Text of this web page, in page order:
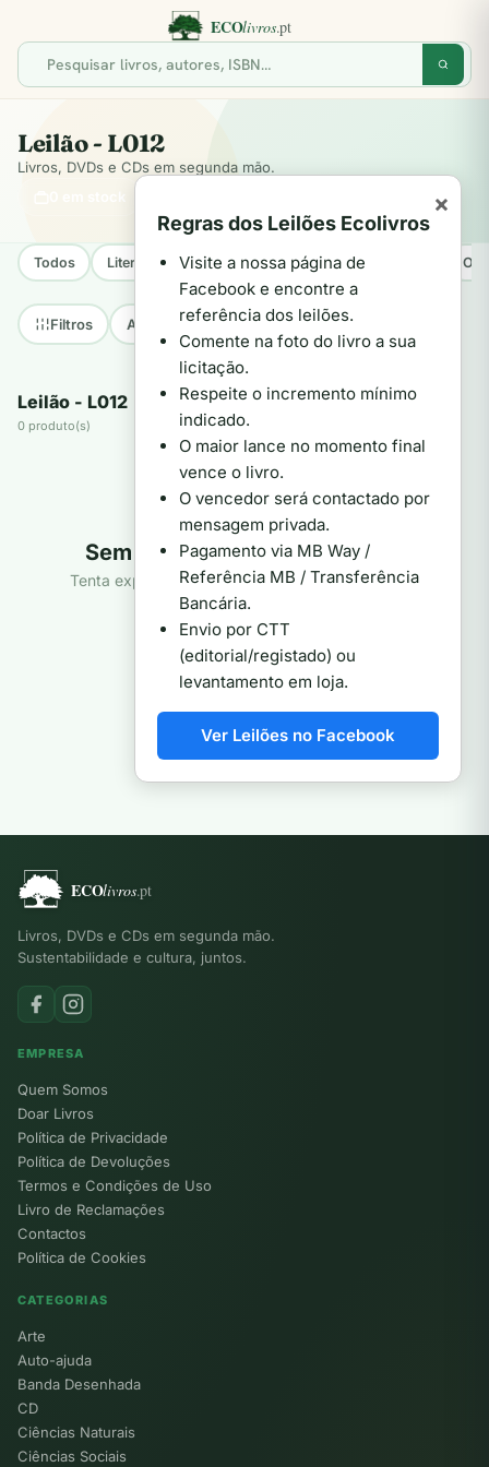
Leilão - L012
Livros, DVDs e CDs em segunda mão.
Todos Literatura Internacional Literatura Portuguesa
Filtros Até 2€ 2€–5€ 5€–10€
Leilão - L012
0 produto(s)
Sem produtos nesta categoria
Tenta explorar outra categoria ou ver toda a loja.
Ver todos os produtos
Livros, DVDs e CDs em segunda mão.
Sustentabilidade e cultura, juntos.
EMPRESA
Quem Somos
Doar Livros
Política de Privacidade
Política de Devoluções
Termos e Condições de Uso
Livro de Reclamações
Contactos
Política de Cookies
CATEGORIAS
Arte
Auto-ajuda
Banda Desenhada
CD
Ciências Naturais
Ciências Sociais
×
Regras dos Leilões Ecolivros
Visite a nossa página de
Facebook e encontre a
referência dos leilões.
Comente na foto do livro a sua
licitação.
Respeite o incremento mínimo
indicado.
O maior lance no momento final
vence o livro.
O vencedor será contactado por
mensagem privada.
Pagamento via MB Way /
Referência MB / Transferência
Bancária.
Envio por CTT
(editorial/registado) ou
levantamento em loja.
Ver Leilões no Facebook